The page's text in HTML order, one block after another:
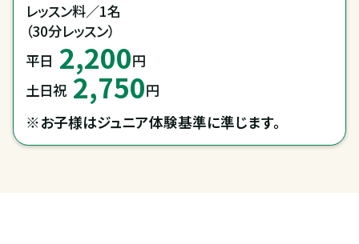
レッスン料／1名
（30分レッスン）
平日 2,200円
土日祝 2,750円
※お子様はジュニア体験基準に準じます。